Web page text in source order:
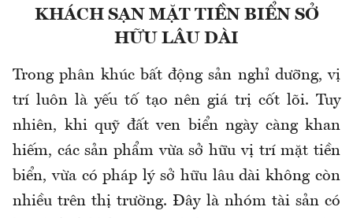
KHÁCH SẠN MẶT TIỀN BIỂN SỞ
HỮU LÂU DÀI
Trong phân khúc bất động sản nghỉ dưỡng, vị
trí luôn là yếu tố tạo nên giá trị cốt lõi. Tuy
nhiên, khi quỹ đất ven biển ngày càng khan
hiếm, các sản phẩm vừa sở hữu vị trí mặt tiền
biển, vừa có pháp lý sở hữu lâu dài không còn
nhiều trên thị trường. Đây là nhóm tài sản có